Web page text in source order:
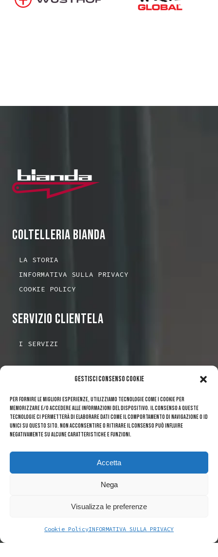
Gestisci Consenso Cookie
Per fornire le migliori esperienze, utilizziamo tecnologie come i cookie per
memorizzare e/o accedere alle informazioni del dispositivo. Il consenso a queste
tecnologie ci permetterà di elaborare dati come il comportamento di navigazione o ID
unici su questo sito. Non acconsentire o ritirare il consenso può influire
negativamente su alcune caratteristiche e funzioni.
Accetta
Nega
Visualizza le preferenze
Cookie PolicyINFORMATIVA SULLA PRIVACY
COLTELLERIA BIANDA
LA STORIA
INFORMATIVA SULLA PRIVACY
COOKIE POLICY
SERVIZIO CLIENTELA
I SERVIZI
DOVE TROVARCI
Piazza Grande 11, 6600 Locarno
+ 41 (0)91 751 62 03
info@coltelleriabianda.ch